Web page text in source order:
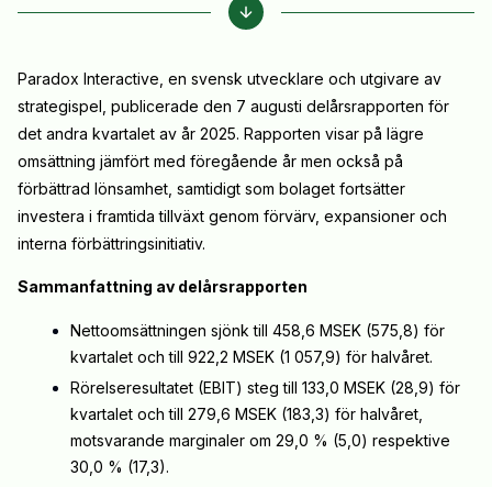
Paradox Interactive, en svensk utvecklare och utgivare av
strategispel, publicerade den 7 augusti delårsrapporten för
det andra kvartalet av år 2025. Rapporten visar på lägre
omsättning jämfört med föregående år men också på
förbättrad lönsamhet, samtidigt som bolaget fortsätter
investera i framtida tillväxt genom förvärv, expansioner och
interna förbättringsinitiativ.
Sammanfattning av delårsrapporten
Nettoomsättningen sjönk till 458,6 MSEK (575,8) för
kvartalet och till 922,2 MSEK (1 057,9) för halvåret.
Rörelseresultatet (EBIT) steg till 133,0 MSEK (28,9) för
kvartalet och till 279,6 MSEK (183,3) för halvåret,
motsvarande marginaler om 29,0 % (5,0) respektive
30,0 % (17,3).